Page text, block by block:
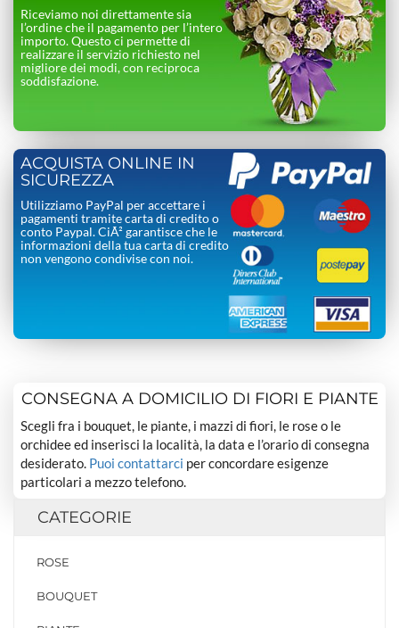
Riceviamo noi direttamente sia
l’ordine che il pagamento per l’intero
importo. Questo ci permette di
realizzare il servizio richiesto nel
migliore dei modi, con reciproca
soddisfazione.
ACQUISTA ONLINE IN
SICUREZZA
Utilizziamo PayPal per accettare i
pagamenti tramite carta di credito o
conto Paypal. CiÃ² garantisce che le
informazioni della tua carta di credito
non vengono condivise con noi.
CONSEGNA A DOMICILIO DI FIORI E PIANTE
Scegli fra i bouquet, le piante, i mazzi di fiori, le rose o le
orchidee ed inserisci la località, la data e l’orario di consegna
desiderato. Puoi contattarci per concordare esigenze
particolari a mezzo telefono.
CATEGORIE
ROSE
BOUQUET